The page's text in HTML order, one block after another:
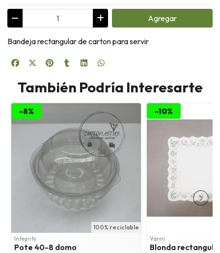
Agregar
Bandeja rectangular de carton para servir
También Podría Interesarte
-8%
100% reciclable
Integrity
Pote 40-8 domo
-10%
Vanni
Blonda